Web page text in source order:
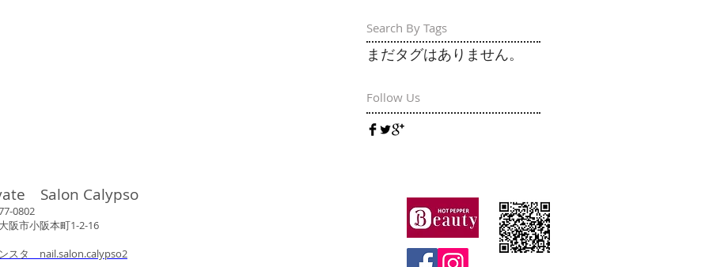
Search By Tags
まだタグはありません。
Follow Us
Salon Calypso
市小阪本町1-2-16
タ nail.salon.calypso2